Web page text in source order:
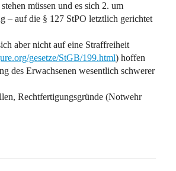
müssen und es sich 2. um
– auf die § 127 StPO letztlich gerichtet
aber nicht auf eine Straffreiheit
gesetze/StGB/199.html) hoffen
des Erwachsenen wesentlich schwerer
Rechtfertigungsgründe (Notwehr